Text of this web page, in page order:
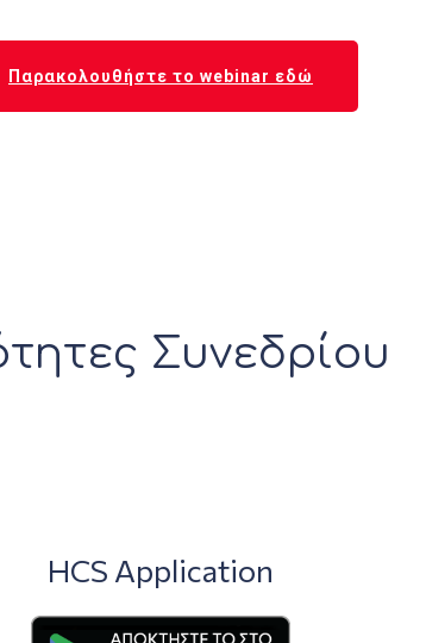
Παρακολουθήστε το webinar εδώ
Συνεδρίου
HCS Application